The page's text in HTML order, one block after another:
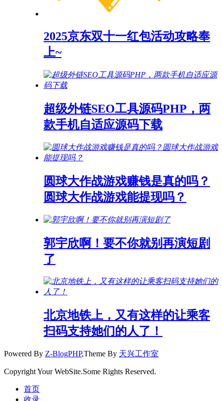
2025京东双十一红包活动攻略奉
上~
超级外链SEO工具源码PHP，两
款手机自适应源码下载
圆球大作战游戏赚钱是真的吗？
圆球大作战游戏能提现吗？
郭宇欣啊！要不你就别再演短剧
了
北京地铁上，又有这样的让乘客
扫码支持她们的人了！
Powered By Z-BlogPHP,Theme By 天兴工作室
Copyright Your WebSite.Some Rights Reserved.
首页